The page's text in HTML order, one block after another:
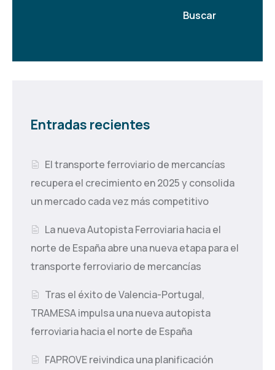
Buscar
Entradas recientes
El transporte ferroviario de mercancías
recupera el crecimiento en 2025 y consolida
un mercado cada vez más competitivo
La nueva Autopista Ferroviaria hacia el
norte de España abre una nueva etapa para el
transporte ferroviario de mercancías
Tras el éxito de Valencia-Portugal,
TRAMESA impulsa una nueva autopista
ferroviaria hacia el norte de España
FAPROVE reivindica una planificación